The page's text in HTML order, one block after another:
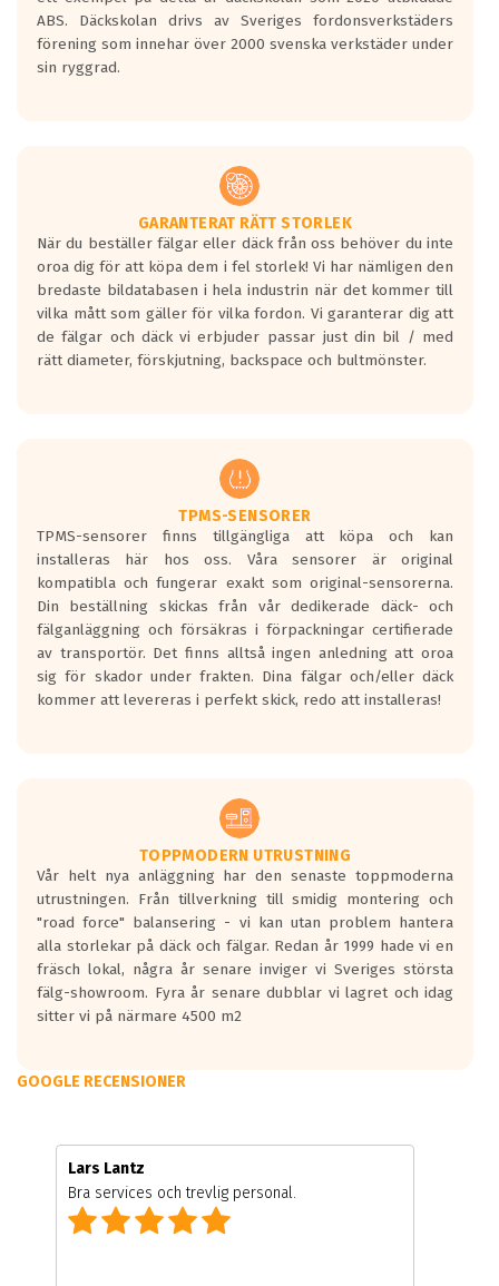
ABS. Däckskolan drivs av Sveriges fordonsverkstäders
förening som innehar över 2000 svenska verkstäder under
sin ryggrad.
GARANTERAT RÄTT STORLEK
När du beställer fälgar eller däck från oss behöver du inte
oroa dig för att köpa dem i fel storlek! Vi har nämligen den
bredaste bildatabasen i hela industrin när det kommer till
vilka mått som gäller för vilka fordon. Vi garanterar dig att
de fälgar och däck vi erbjuder passar just din bil / med
rätt diameter, förskjutning, backspace och bultmönster.
TPMS-SENSORER
TPMS-sensorer finns tillgängliga att köpa och kan
installeras här hos oss. Våra sensorer är original
kompatibla och fungerar exakt som original-sensorerna.
Din beställning skickas från vår dedikerade däck- och
fälganläggning och försäkras i förpackningar certifierade
av transportör. Det finns alltså ingen anledning att oroa
sig för skador under frakten. Dina fälgar och/eller däck
kommer att levereras i perfekt skick, redo att installeras!
TOPPMODERN UTRUSTNING
Vår helt nya anläggning har den senaste toppmoderna
utrustningen. Från tillverkning till smidig montering och
"road force" balansering - vi kan utan problem hantera
alla storlekar på däck och fälgar. Redan år 1999 hade vi en
fräsch lokal, några år senare inviger vi Sveriges största
fälg-showroom. Fyra år senare dubblar vi lagret och idag
sitter vi på närmare 4500 m2
GOOGLE RECENSIONER
Lars Lantz
Bra services och trevlig personal.